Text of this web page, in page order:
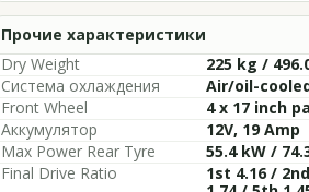
Прочие характеристики
Dry Weight
225 kg /
Система охлаждения
Air/oil-
Front Wheel
4 x 17 inch
Аккумулятор
12V, 19 Amp
Max Power Rear Tyre
55.4 kW /
Final Drive Ratio
1st 4.16 /